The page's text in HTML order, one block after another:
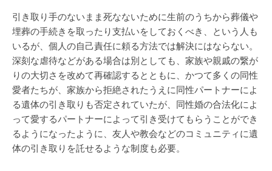
引き取り手のないまま死なないために生前のうちから葬儀や
埋葬の手続きを取ったり支払いをしておくべき、という人も
いるが、個人の自己責任に頼る方法では解決にはならない。
深刻な虐待などがある場合は別としても、家族や親戚の繋が
りの大切さを改めて再確認するとともに、かつて多くの同性
愛者たちが、家族から拒絶されたうえに同性パートナーによ
る遺体の引き取りも否定されていたが、同性婚の合法化によ
って愛するパートナーによって引き受けてもらうことができ
るようになったように、友人や教会などのコミュニティに遺
体の引き取りを託せるような制度も必要。